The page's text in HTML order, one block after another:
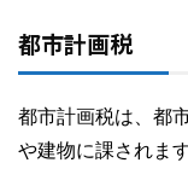
都市計画税
都市計画税は、都
や建物に課されます